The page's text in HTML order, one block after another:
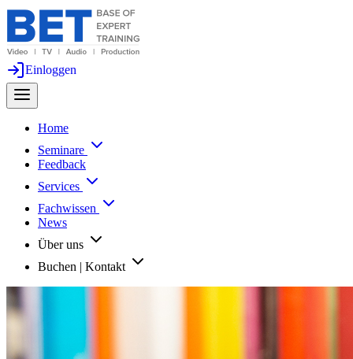
Einloggen
Home
Seminare
Feedback
Services
Fachwissen
News
Über uns
Buchen | Kontakt